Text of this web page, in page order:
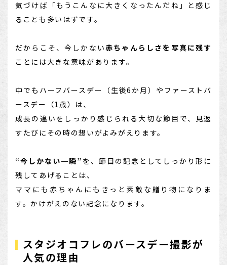
ロケーション撮影・カメラマン
子供の写真撮影・スタジオフォト
リピーター様専用
店舗を探す
気づけば「もうこんなに大きくなったんだね」と感じ
ることも多いはずです。
だからこそ、今しかない赤ちゃんらしさを写真に残す
ことには大きな意味があります。
中でもハーフバースデー（生後6か月）やファーストバ
ースデー（1歳）は、
成長の違いをしっかり感じられる大切な節目で、見返
すたびにその時の想いがよみがえります。
“今しかない一瞬” を、節目の記念としてしっかり形に
残してあげることは、
ママにも赤ちゃんにもきっと素敵な贈り物になりま
す。かけがえのない記念になります。
スタジオコフレのバースデー撮影が
人気の理由